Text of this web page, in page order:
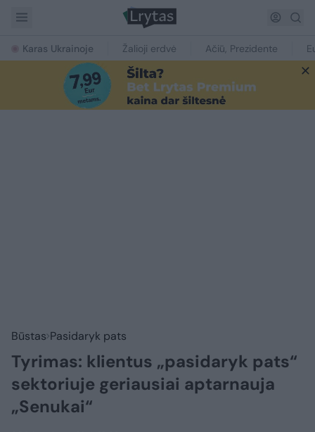
Karas Ukrainoje Žalioji erdvė Ačiū, Prezidente
Būstas Pasidaryk pats
Tyrimas: klientus „pasidaryk pats“
sektoriuje geriausiai aptarnauja
„Senukai“